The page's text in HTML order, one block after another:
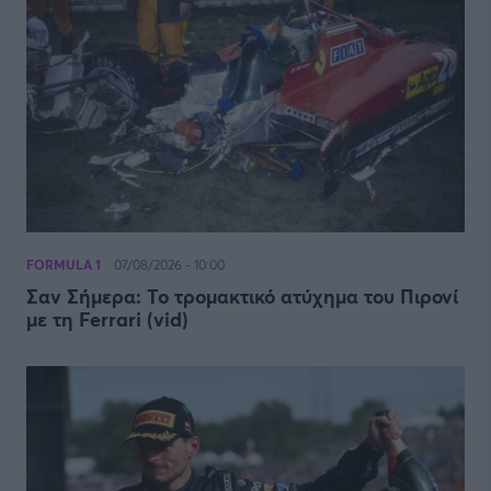
FORMULA 1 07/08/2026 - 10:00
Σαν Σήμερα: Το τρομακτικό ατύχημα του Πιρονί
με τη Ferrari (vid)